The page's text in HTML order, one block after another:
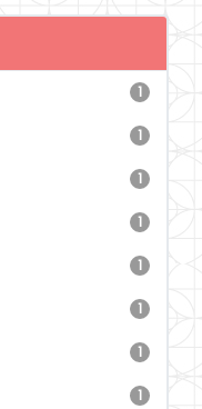
1
1
1
1
1
1
1
1